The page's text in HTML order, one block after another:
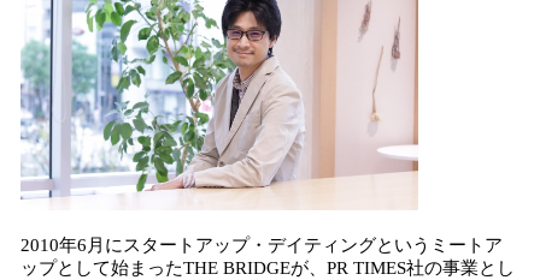
2010年6月にスタートアップ・デイティングというミートア
ップとして始まったTHE BRIDGEが、PR TIMES社の事業とし